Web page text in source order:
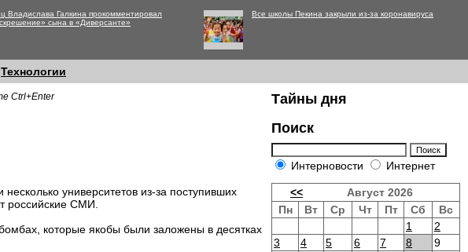
Владислава Галкина прокомментировал
сына в «Диверсанте»
Все школы Пекина закрыли из-за коронавируса
Технологии
Ctrl+Enter
университетов из-за поступивших
российские СМИ.
которые якобы были заложены в десятках
Тайны дня
Поиск
Интерновости Интернет
<<
Август 2026
Пн
Вт Ср Чт Пт Сб
Вс
1
2
3
4 5 6 7 8
9